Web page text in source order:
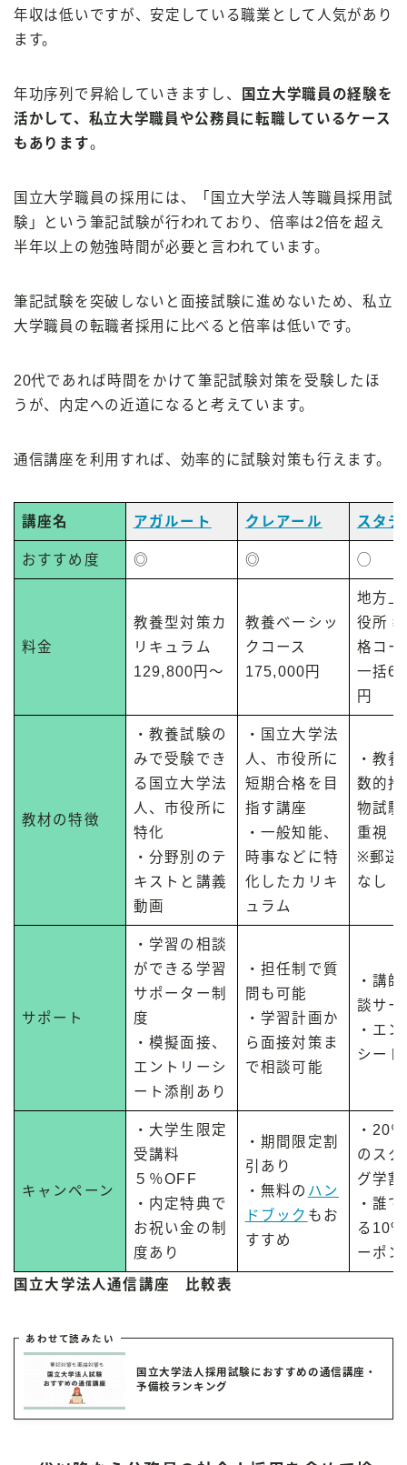
年収は低いですが、安定している職業として人気があり
ます。
年功序列で昇給していきますし、
国立大学職員の経験を
活かして、私立大学職員や公務員に転職しているケース
もあります。
国立大学職員の採用には、「国立大学法人等職員採用試
験」という筆記試験が行われており、倍率は2倍を超え
半年以上の勉強時間が必要と言われています。
筆記試験を突破しないと面接試験に進めないため、私立
大学職員の転職者採用に比べると倍率は低いです。
20代であれば時間をかけて筆記試験対策を受験したほ
うが、内定への近道になると考えています。
通信講座を利用すれば、効率的に試験対策も行えます。
講座名 アガルート クレアール スタ
おすすめ度 ◎ ◎ ◯
料金
教養型対策カ
リキュラム
129,800円～
教養ベーシッ
クコース
175,000円
地方
役所
格コー
一括
円
教材の特徴
・教養試験の
みで受験でき
る国立大学法
人、市役所に
特化
・分野別のテ
キストと講義
動画
・国立大学法
人、市役所に
短期合格を目
指す講座
・一般知能、
時事などに特
化したカリキ
ュラム
・教
数的
物試
重視
※郵送
なし
サポート
・学習の相談
ができる学習
サポーター制
度
・模擬面接、
エントリーシ
ート添削あり
・担任制で質
問も可能
・学習計画か
ら面接対策ま
で相談可能
・講
談サー
・エ
シー
キャンペーン
・大学生限定
受講料
５％OFF
・内定特典で
お祝い金の制
度あり
・期間限定割
引あり
・無料の ハン
ドブック もお
すすめ
・20
のス
グ学
・誰
る
ーポン
国立大学法人通信講座 比較表
あわせて読みたい
国立大学法人採用試験におすすめの通信講座・
予備校ランキング